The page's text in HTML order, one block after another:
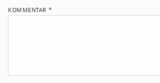
KOMMENTAR*